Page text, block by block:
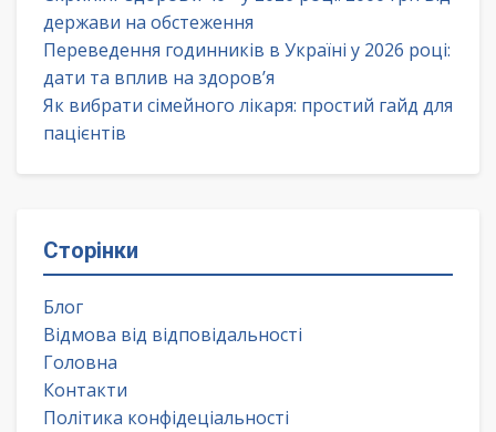
держави на обстеження
Переведення годинників в Україні у 2026 році:
дати та вплив на здоров’я
Як вибрати сімейного лікаря: простий гайд для
пацієнтів
Сторінки
Блог
Відмова від відповідальності
Головна
Контакти
Політика конфідеціальності